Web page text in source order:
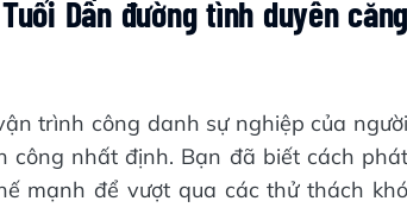
Dần đường tình duyên căng
trình công danh sự nghiệp của người
công nhất định. Bạn đã biết cách phát
mạnh để vượt qua các thử thách khó